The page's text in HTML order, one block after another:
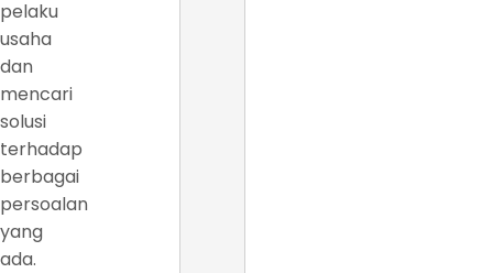
pelaku
usaha
dan
mencari
solusi
terhadap
berbagai
persoalan
yang
ada.